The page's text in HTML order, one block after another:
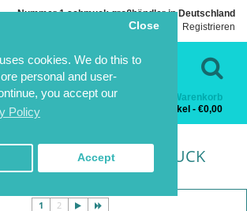
cookies. We do this to
personal and user-
you accept our
Policy
Close
Accept
Nummer 1 schmuck großhändler in Deutschland
Einloggen
Registrieren
Warenkorb
0 Artikel - €0,00
PLATINUM PLATED SILBERSCHMUCK
PLATED SILBERSCHMUCK
1 2